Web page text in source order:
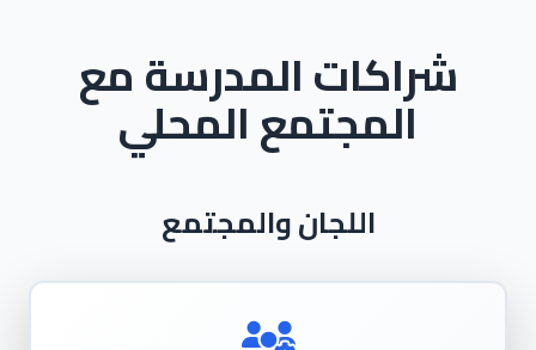
شراكات المدرسة مع
المجتمع المحلي
اللجان والمجتمع